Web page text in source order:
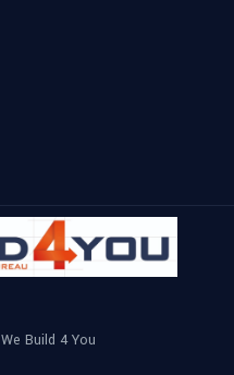
We Build 4 You